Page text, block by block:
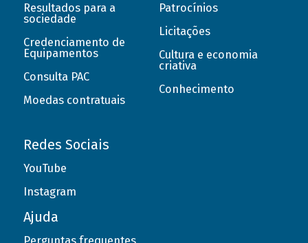
Resultados para a
sociedade
Credenciamento de
Equipamentos
Consulta PAC
Moedas contratuais
Patrocínios
Licitações
Cultura e economia
criativa
Conhecimento
Redes Sociais
YouTube
Instagram
Ajuda
Perguntas frequentes